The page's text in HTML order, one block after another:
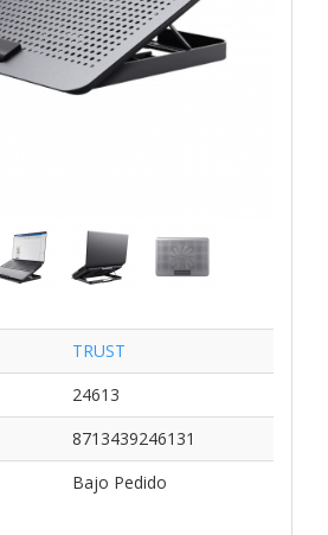
TRUST
24613
8713439246131
Bajo Pedido